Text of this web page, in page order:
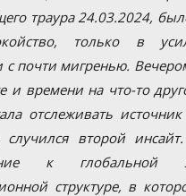
траура 24.03.2024,
только в
с почти мигренью.
и времени на что-то
отслеживать источник
случился второй
к глобальной
структуре, в